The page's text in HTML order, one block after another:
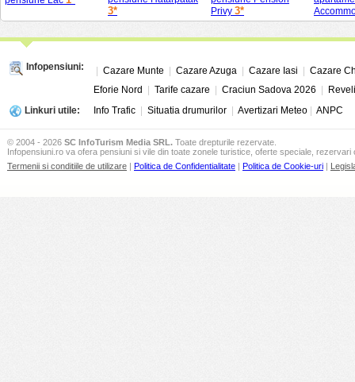
3*
Privy 3*
Infopensiuni: Cazare Munte Cazare Azuga Cazare Iasi
Cazare
Eforie Nord
Tarife cazare Craciun Sadova 2026
Linkuri utile:
Info Trafic Situatia drumurilor Avertizari Meteo ANPC
© 2004 - 2026 SC InfoTurism Media SRL. Toate drepturile rezervate.
Infopensiuni.ro va ofera pensiuni si vile din toate zonele turistice, oferte speciale, rezervari
Termenii si conditiile de utilizare | Politica de Confidentialitate | Politica de Cookie-uri |